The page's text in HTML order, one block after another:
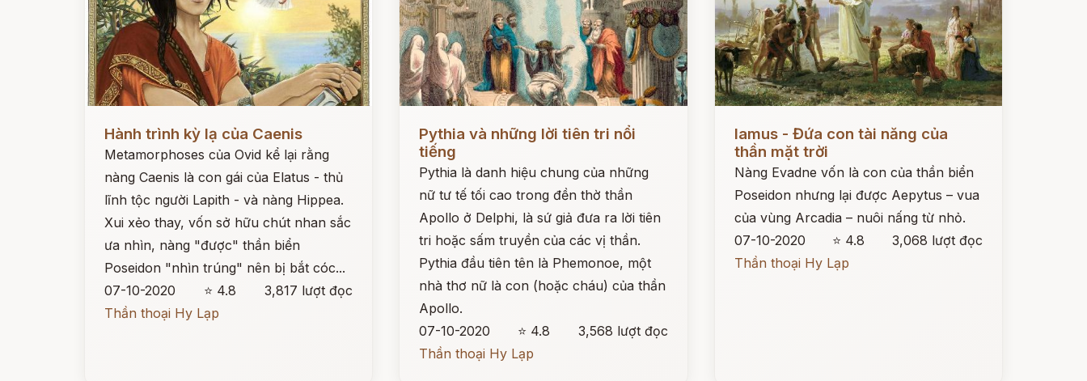
Hành trình kỳ lạ của Caenis
Metamorphoses của Ovid kể lại rằng
nàng Caenis là con gái của Elatus - thủ
lĩnh tộc người Lapith - và nàng Hippea.
Xui xẻo thay, vốn sở hữu chút nhan sắc
ưa nhìn, nàng "được" thần biển
Poseidon "nhìn trúng" nên bị bắt cóc...
07-10-2020
⭐ 4.8
3,817 lượt đọc
Thần thoại Hy Lạp
Pythia và những lời tiên tri nổi
tiếng
Pythia là danh hiệu chung của những
nữ tư tế tối cao trong đền thờ thần
Apollo ở Delphi, là sứ giả đưa ra lời tiên
tri hoặc sấm truyền của các vị thần.
Pythia đầu tiên tên là Phemonoe, một
nhà thơ nữ là con (hoặc cháu) của thần
Apollo.
07-10-2020
⭐ 4.8
3,568 lượt đọc
Thần thoại Hy Lạp
Iamus - Đứa con tài năng của
thần mặt trời
Nàng Evadne vốn là con của thần biển
Poseidon nhưng lại được Aepytus – vua
của vùng Arcadia – nuôi nấng từ nhỏ.
07-10-2020
⭐ 4.8
3,068 lượt đọc
Thần thoại Hy Lạp